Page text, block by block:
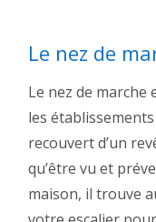
Le nez de
Le nez de marche
les
recouvert d’un
qu’être vu et
maison, il trouve